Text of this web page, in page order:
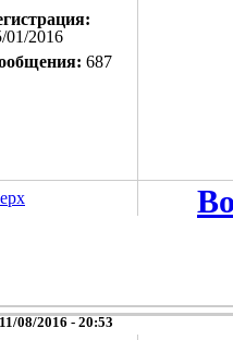
01/2016
687
08/2016 - 20:53